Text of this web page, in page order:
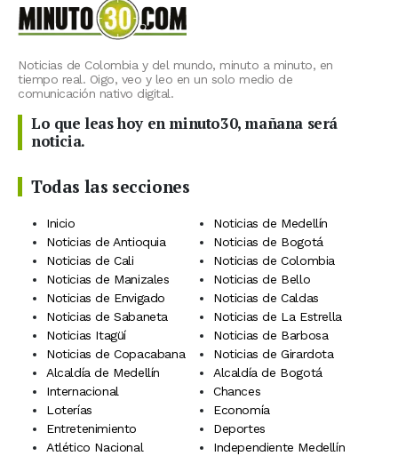
Noticias de Colombia y del mundo, minuto a minuto, en
tiempo real. Oigo, veo y leo en un solo medio de
comunicación nativo digital.
Lo que leas hoy en minuto30, mañana será
noticia.
Todas las secciones
Inicio
Noticias de Medellín
Noticias de Antioquia
Noticias de Bogotá
Noticias de Cali
Noticias de Colombia
Noticias de Manizales
Noticias de Bello
Noticias de Envigado
Noticias de Caldas
Noticias de Sabaneta
Noticias de La Estrella
Noticias Itagüí
Noticias de Barbosa
Noticias de Copacabana
Noticias de Girardota
Alcaldía de Medellín
Alcaldía de Bogotá
Internacional
Chances
Loterías
Economía
Entretenimiento
Deportes
Atlético Nacional
Independiente Medellín